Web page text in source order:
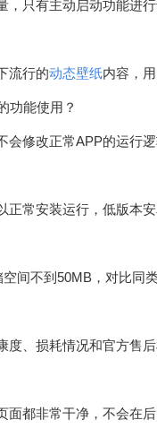
只有主动启动功能进
流行的动态壁纸内容，
功能使用？
修改正常APP的运行
常安装运行，低版本
间不到50MB，对比同
、损耗情况和官方售
都非常干净，不会在